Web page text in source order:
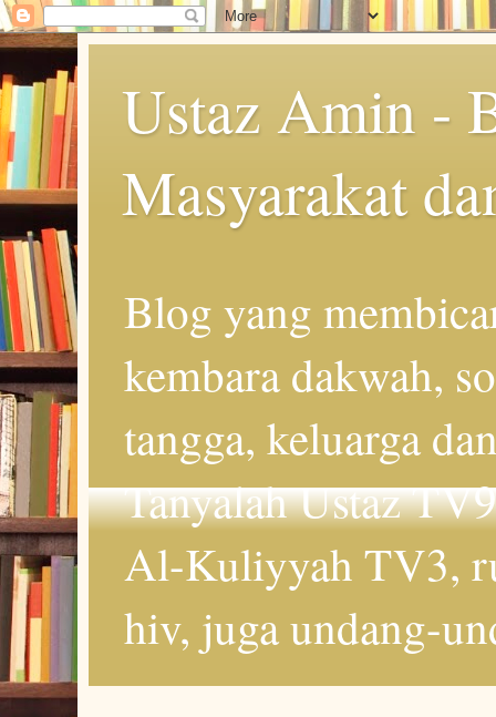
Ustaz Amin -
Masyarakat
Blog yang
kembara dakwah,
tangga, keluarga
Tanyalah Ustaz
Al-Kuliyyah TV3,
hiv, juga undang-